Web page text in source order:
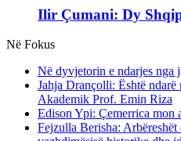
Ilir Çumani: Dy
Në Fokus
Në dyvjetorin e ndarjes nga
Jahja Drançolli: Është ndarë
Akademik Prof. Emin Riza
Edison Ypi: Çemerrica mon
Fejzulla Berisha: Arbëreshët